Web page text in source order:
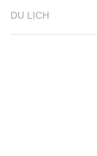
DU LỊCH